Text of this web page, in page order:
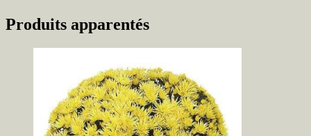
Produits apparentés